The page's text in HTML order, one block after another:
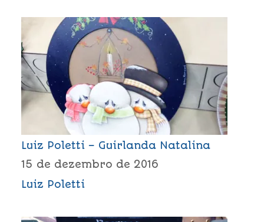
Luiz Poletti – Guirlanda Natalina
15 de dezembro de 2016
Luiz Poletti